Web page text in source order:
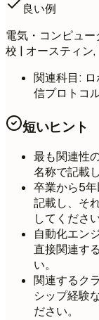
良い例
電気・コンピュ
校 | オースティン,
関連科目:
信プロトコ
短いヒント
最も関連性
名称で記載
卒業から5
記載し、そ
してください
自動化エン
直接関連す
い。
関連するク
シップ経験
ださい。